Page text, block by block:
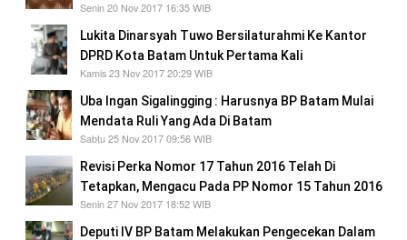
Senin 20 Nov 2017 16:35 WIB
Lukita Dinarsyah Tuwo Bersilaturahmi Ke Kantor
DPRD Kota Batam Untuk Pertama Kali
Kamis 23 Nov 2017 20:29 WIB
Uba Ingan Sigalingging : Harusnya BP Batam Mulai
Mendata Ruli Yang Ada Di Batam
Sabtu 25 Nov 2017 09:56 WIB
Revisi Perka Nomor 17 Tahun 2016 Telah Di
Tetapkan, Mengacu Pada PP Nomor 15 Tahun 2016
Senin 27 Nov 2017 18:52 WIB
Deputi IV BP Batam Melakukan Pengecekan Dalam